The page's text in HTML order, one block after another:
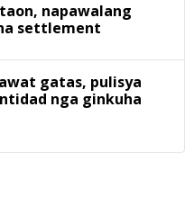
napawalang
settlement
gatas, pulisya
nga ginkuha